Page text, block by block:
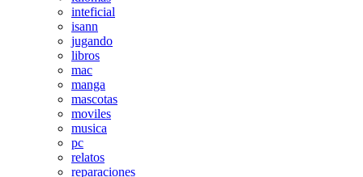
inteficial
isann
jugando
libros
mac
manga
mascotas
moviles
musica
pc
relatos
reparaciones